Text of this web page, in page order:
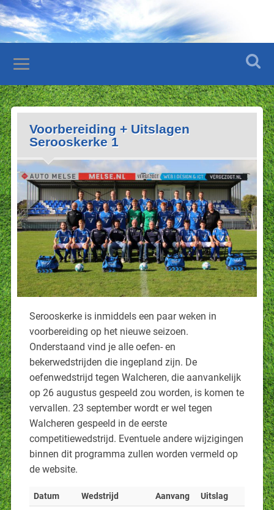
Voorbereiding + Uitslagen
Serooskerke 1
Serooskerke is inmiddels een paar weken in
voorbereiding op het nieuwe seizoen.
Onderstaand vind je alle oefen- en
bekerwedstrijden die ingepland zijn. De
oefenwedstrijd tegen Walcheren, die aanvankelijk
op 26 augustus gespeeld zou worden, is komen te
vervallen. 23 september wordt er wel tegen
Walcheren gespeeld in de eerste
competitiewedstrijd. Eventuele andere wijzigingen
binnen dit programma zullen worden vermeld op
de website.
Datum Wedstrijd Aanvang
Uitslag